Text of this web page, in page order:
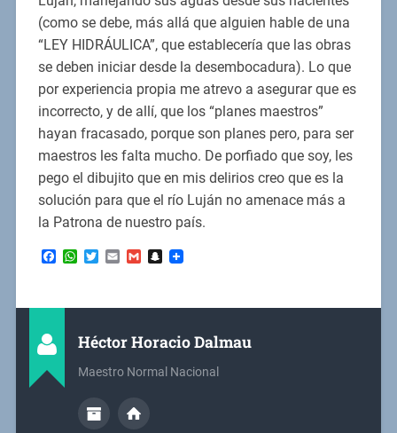
(como se debe, más allá que alguien hable de una
“LEY HIDRÁULICA”, que establecería que las obras
se deben iniciar desde la desembocadura). Lo que
por experiencia propia me atrevo a asegurar que es
incorrecto, y de allí, que los “planes maestros”
hayan fracasado, porque son planes pero, para ser
maestros les falta mucho. De porfiado que soy, les
pego el dibujito que en mis delirios creo que es la
solución para que el río Luján no amenace más a
la Patrona de nuestro país.
Facebook
WhatsApp
Twitter
EmailGmailSnapchat
Héctor Horacio Dalmau
Maestro Normal Nacional